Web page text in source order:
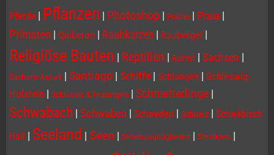
Pferde | Pflanzen | Photoshop | Polizei | Praia |
Primaten | Quiberon | Raubkatzen | Raubvögel |
Religiöse Bauten | Reptilien | Ruinen | Sachsen |
Sachsen-Anhalt | Santiago | Schiffe | Schlangen | Schleswig-
Holstein | Schlösser & Festungen | Schmetterlinge |
Schwabach | Schwaben | Schweden | Schweiz | Schwäbisch
Hall | Seeland | Seen | Sehenswürdigkeiten | Steinkreis |